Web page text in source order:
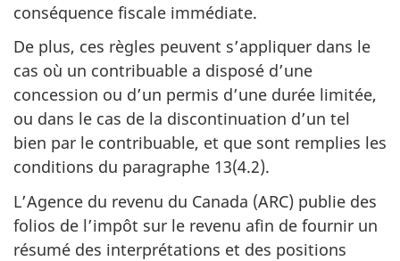
conséquence fiscale immédiate.
De plus, ces règles peuvent s’appliquer dans le
cas où un contribuable a disposé d’une
concession ou d’un permis d’une durée limitée,
ou dans le cas de la discontinuation d’un tel
bien par le contribuable, et que sont remplies les
conditions du paragraphe 13(4.2).
L’Agence du revenu du Canada (ARC) publie des
folios de l’impôt sur le revenu afin de fournir un
résumé des interprétations et des positions